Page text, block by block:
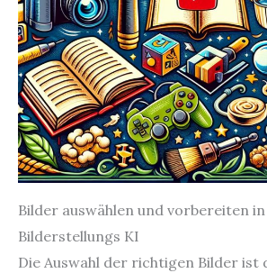
Bilder auswählen und vorbereiten
Bilderstellungs KI
Die Auswahl der richtigen Bilder